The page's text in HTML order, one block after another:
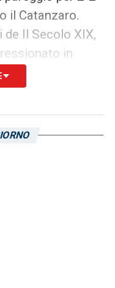
il Catanzaro.
Il Secolo XIX,
in
stato
dell’ammonito
contro la